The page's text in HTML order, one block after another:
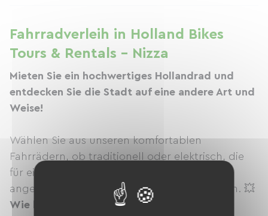
Fahrradverleih in Holland Bikes
Tours & Rentals - Nizza
Mieten Sie ein hochwertiges Hollandrad und
entdecken Sie die Stadt auf eine andere Art und
Weise!
Wählen Sie aus unseren komfortablen
Fahrrädern, ob traditionell oder elektrisch, die
für ein einzigartiges, unterhaltsames und
angenehmes Fahrerlebnis entwickelt wurden. 💥
Wie buche ich? Es ist ganz einfach: